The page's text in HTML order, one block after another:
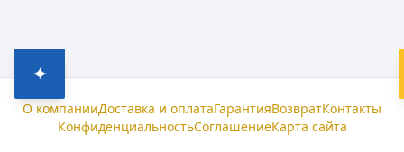
✦
О компанииДоставка и оплатаГарантияВозвратКонтакты
КонфиденциальностьСоглашениеКарта сайта